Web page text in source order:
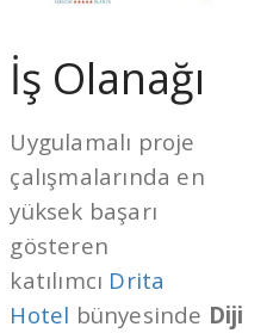
İş Olanağı
Uygulamalı proje
çalışmalarında en
yüksek başarı
gösteren
katılımcı Drita
Hotel bünyesinde Diji